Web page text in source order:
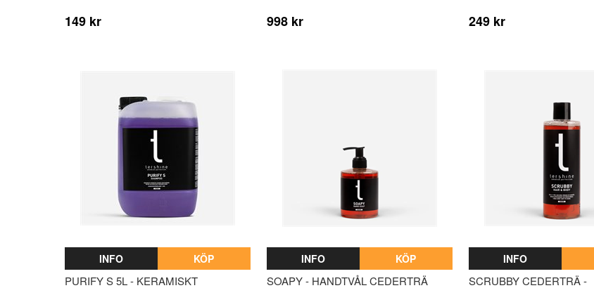
149 kr 998 kr 249 kr
INFO KÖP
PURIFY S 5L - KERAMISKT
INFO KÖP
SOAPY - HANDTVÅL CEDERTRÄ
INFO
SCRUBBY CEDERTRÄ -